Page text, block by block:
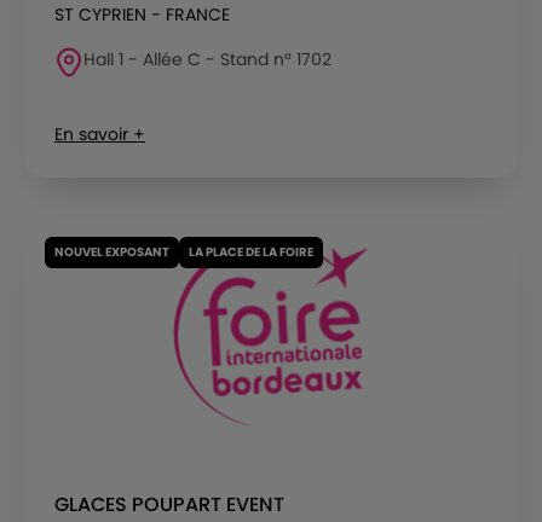
ST CYPRIEN - FRANCE
Hall 1 - Allée C - Stand n° 1702
En savoir +
NOUVEL EXPOSANT LA PLACE DE LA FOIRE
GLACES POUPART EVENT